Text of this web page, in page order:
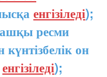
енгізіледі);
ресми
он
енгізіледі);